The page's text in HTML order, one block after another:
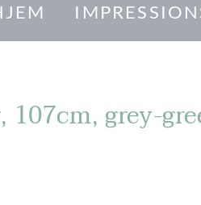
grey-